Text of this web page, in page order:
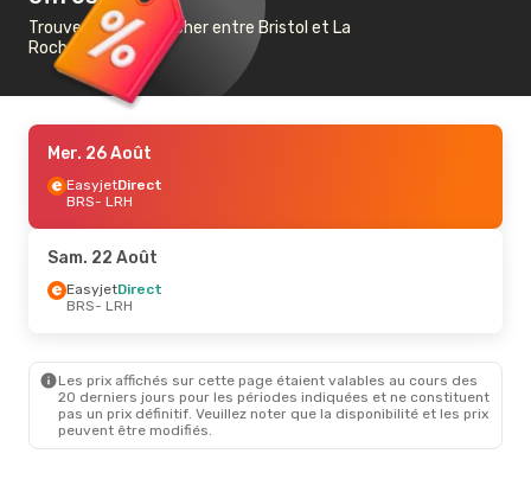
Trouvez un vol pas cher entre Bristol et La
Rochelle
Mer. 26 Août
EasyjetDirect
BRS- LRH
Sam. 22 Août
EasyjetDirect
BRS- LRH
Les prix affichés sur cette page étaient valables au cours des
20 derniers jours pour les périodes indiquées et ne constituent
pas un prix définitif. Veuillez noter que la disponibilité et les prix
peuvent être modifiés.